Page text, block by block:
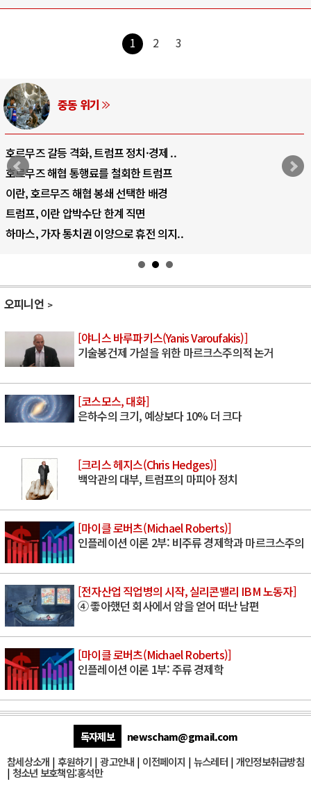
1 2 3
AI와 인간
중국 AI, 저가 공세로 글로벌 토큰 시..
AI 국부펀드 구상 놓고 미국 진보진영 ..
AI 데이터센터 반대 투쟁은 새로운 글로..
AI의 숨은 환경 비용: 데이터센터 확산..
AI는 어떻게 미국 민주주의를 잠식하고 ..
오피니언
[야니스 바루파키스(Yanis Varoufakis)]
기술봉건제 가설을 위한 마르크스주의적 논거
[코스모스, 대화]
은하수의 크기, 예상보다 10% 더 크다
[크리스 헤지스(Chris Hedges)]
백악관의 대부, 트럼프의 마피아 정치
[마이클 로버츠(Michael Roberts)]
인플레이션 이론 2부: 비주류 경제학과 마르크스주의
[전자산업 직업병의 시작, 실리콘밸리 IBM 노동자]
④ 좋아했던 회사에서 암을 얻어 떠난 남편
[마이클 로버츠(Michael Roberts)]
인플레이션 이론 1부: 주류 경제학
독자제보
newscham@gmail.com
참세상소개 | 후원하기 |광고안내 | 이전페이지 | 뉴스레터| 개인정보취급방침
| 청소년 보호책임:홍석만